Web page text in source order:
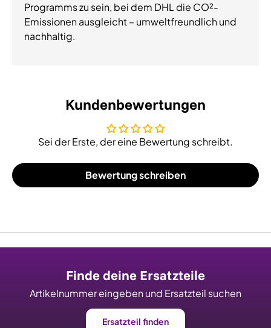
Programms zu sein, bei dem DHL die CO²-
Emissionen ausgleicht – umweltfreundlich und
nachhaltig.
Kundenbewertungen
Sei der Erste, der eine Bewertung schreibt.
Bewertung schreiben
Finde deine Ersatzteile
Artikelnummer eingeben und Ersatzteil suchen
Ersatzteil finden